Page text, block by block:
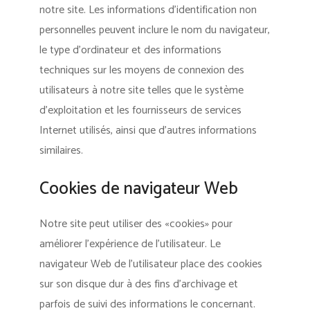
notre site. Les informations d’identification non
personnelles peuvent inclure le nom du navigateur,
le type d’ordinateur et des informations
techniques sur les moyens de connexion des
utilisateurs à notre site telles que le système
d’exploitation et les fournisseurs de services
Internet utilisés, ainsi que d’autres informations
similaires.
Cookies de navigateur Web
Notre site peut utiliser des «cookies» pour
améliorer l’expérience de l’utilisateur. Le
navigateur Web de l’utilisateur place des cookies
sur son disque dur à des fins d’archivage et
parfois de suivi des informations le concernant.